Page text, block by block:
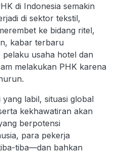
di Indonesia semakin
di sektor tekstil,
ke bidang ritel,
kabar terbaru
usaha hotel dan
melakukan PHK karena
labil, situasi global
kekhawatiran akan
berpotensi
para pekerja
tiba—dan bahkan